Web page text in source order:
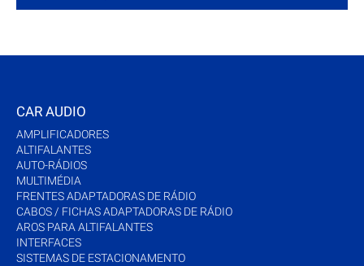
CAR AUDIO
AMPLIFICADORES
ALTIFALANTES
AUTO-RÁDIOS
MULTIMÉDIA
FRENTES ADAPTADORAS DE RÁDIO
CABOS / FICHAS ADAPTADORAS DE RÁDIO
AROS PARA ALTIFALANTES
INTERFACES
SISTEMAS DE ESTACIONAMENTO